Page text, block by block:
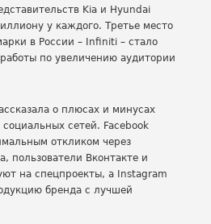
Kia и Hyundai
у каждого. Третье место
в России – Infiniti – стало
по увеличению аудитории
о плюсах и минусах
сетей. Facebook
откликом через
пользователи Вконтакте и
на спецпроекты, а Instagram
бренда с лучшей